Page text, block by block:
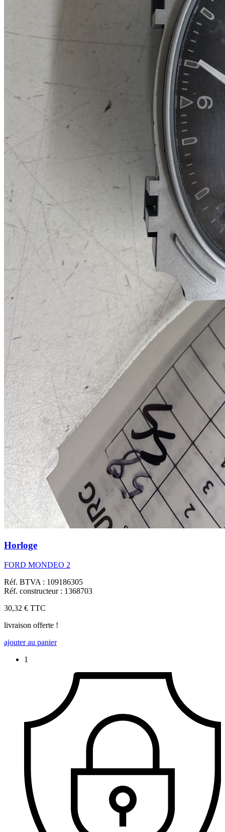
Horloge
FORD MONDEO 2
Réf. BTVA : 109186305
Réf. constructeur : 1368703
30,32 € TTC
livraison offerte !
ajouter au panier
1